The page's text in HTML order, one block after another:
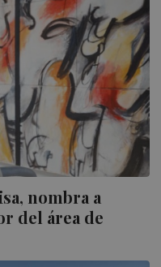
nombra a
del área de